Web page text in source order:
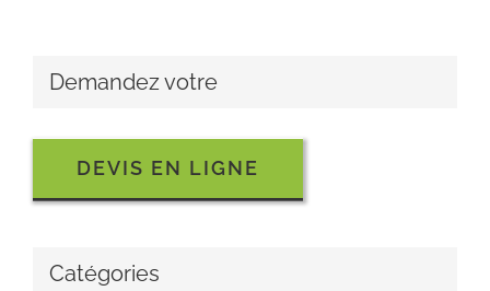
Demandez votre
DEVIS EN LIGNE
Catégories